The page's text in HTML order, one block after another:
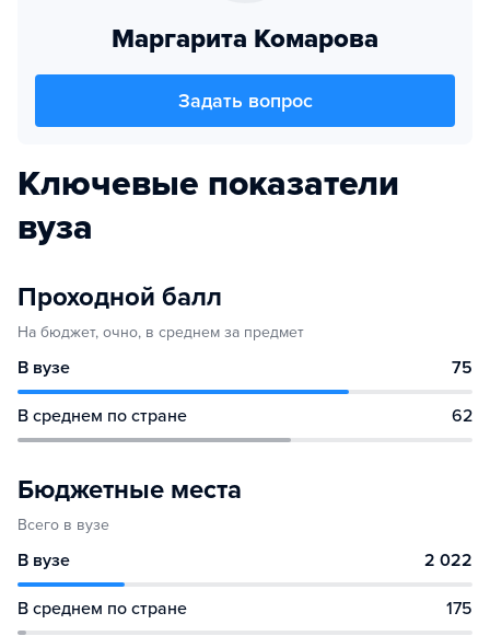
Маргарита Комарова
Задать вопрос
Ключевые показатели
вуза
Проходной балл
На бюджет, очно, в среднем за предмет
В вузе 75
В среднем по стране 62
Бюджетные места
Всего в вузе
В вузе 2 022
В среднем по стране 175